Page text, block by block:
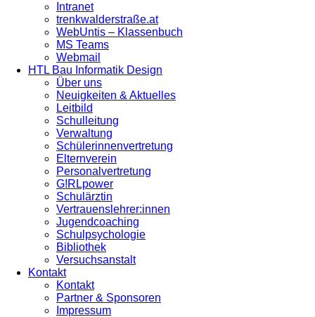
Intranet
trenkwalderstraße.at
WebUntis – Klassenbuch
MS Teams
Webmail
HTL Bau Informatik Design
Über uns
Neuigkeiten & Aktuelles
Leitbild
Schulleitung
Verwaltung
Schülerinnenvertretung
Elternverein
Personalvertretung
G!RLpower
Schulärztin
Vertrauenslehrer:innen
Jugendcoaching
Schulpsychologie
Bibliothek
Versuchsanstalt
Kontakt
Kontakt
Partner & Sponsoren
Impressum